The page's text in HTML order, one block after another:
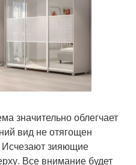
значительно облегчает
вид не отягощен
зияющие
Все внимание будет